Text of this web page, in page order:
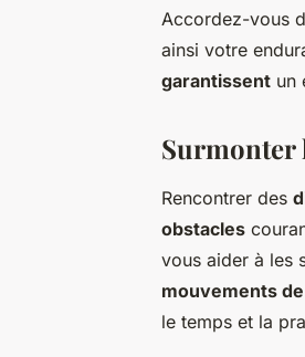
Accordez-vous
ainsi votre
garantissent un
Surmonter
Rencontrer des
obstacles
vous aider à les
mouvements
le temps et la